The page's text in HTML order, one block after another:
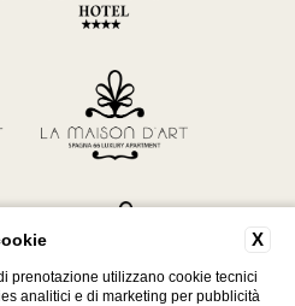
X
prenotazione utilizzano cookie tecnici
analitici e di marketing per pubblicità